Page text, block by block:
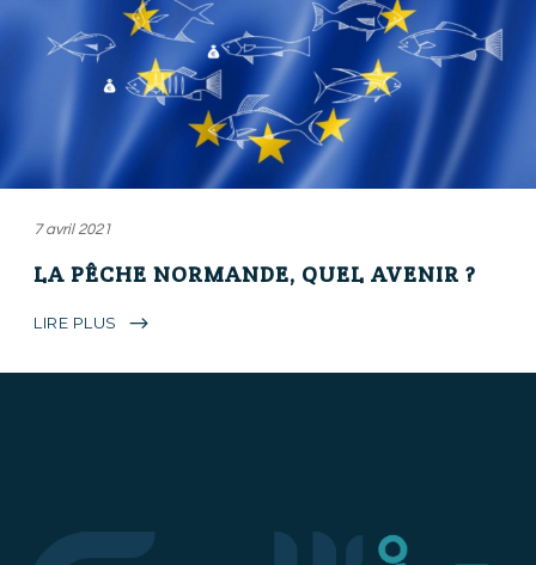
7 avril 2021
LA PÊCHE NORMANDE, QUEL AVENIR ?
LIRE PLUS